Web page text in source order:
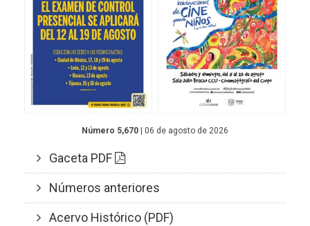
Número 5,670 | 06 de agosto de 2026
Gaceta PDF
Números anteriores
Acervo Histórico (PDF)